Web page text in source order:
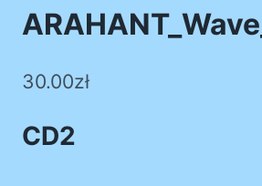
30.00zł
CD2